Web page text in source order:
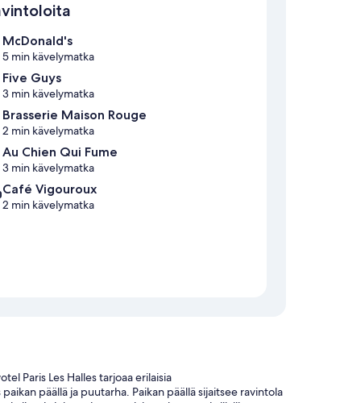
McDonald's
5 min kävelymatka
Five Guys
3 min kävelymatka
Brasserie Maison Rouge
2 min kävelymatka
Au Chien Qui Fume
3 min kävelymatka
Café Vigouroux
2 min kävelymatka
Paris Les Halles tarjoaa erilaisia
päällä ja puutarha. Paikan päällä sijaitsee ravintola